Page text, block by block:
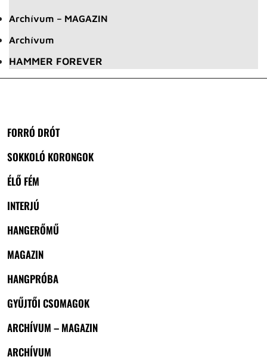
Archívum – MAGAZIN
Archívum
HAMMER FOREVER
FORRÓ DRÓT
SOKKOLÓ KORONGOK
ÉLŐ FÉM
INTERJÚ
HANGERŐMŰ
MAGAZIN
HANGPRÓBA
GYŰJTŐI CSOMAGOK
ARCHÍVUM – MAGAZIN
ARCHÍVUM